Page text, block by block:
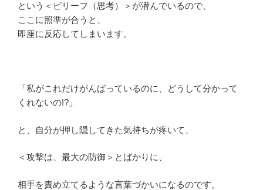
という＜ビリーフ（思考）＞が潜んでいるので、
ここに照準が合うと、
即座に反応してしまいます。
「私がこれだけがんばっているのに、どうして分かって
くれないの!?」
と、自分が押し隠してきた気持ちが疼いて、
＜攻撃は、最大の防御＞とばかりに、
相手を責め立てるような言葉づかいになるのです。